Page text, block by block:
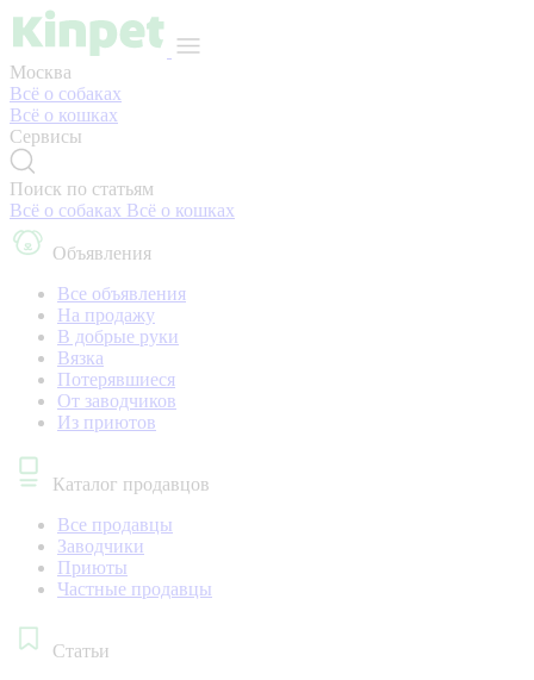
Москва
Всё о собаках
Всё о кошках
Сервисы
Поиск по статьям
Всё о собаках Всё о кошках
Объявления
Все объявления
На продажу
В добрые руки
Вязка
Потерявшиеся
От заводчиков
Из приютов
Каталог продавцов
Все продавцы
Заводчики
Приюты
Частные продавцы
Статьи